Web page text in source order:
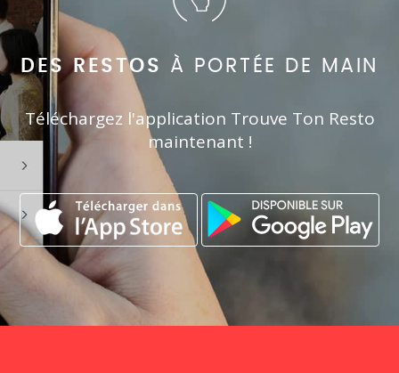
DES RESTOS À PORTÉE DE MAIN
Téléchargez l'application Trouve Ton Resto
maintenant !